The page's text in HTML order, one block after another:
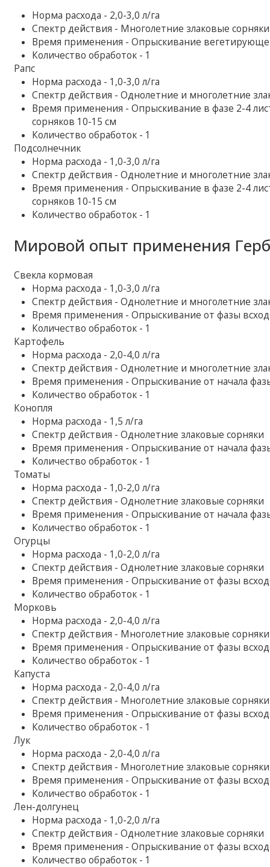
Норма расхода - 2,0-3,0 л/га
Спектр действия - Многолетние злаковые сорняки
Время применения - Опрыскивание
Количество обработок - 1
Рапс
Норма расхода - 1,0-3,0 л/га
Спектр действия - Однолетние и многолетние
Время применения - Опрыскивание в фазе 2-4
сорняков 10-15 см
Количество обработок - 1
Подсолнечник
Норма расхода - 1,0-3,0 л/га
Спектр действия - Однолетние и многолетние
Время применения - Опрыскивание в фазе 2-4
сорняков 10-15 см
Количество обработок - 1
Мировой опыт применения
Свекла кормовая
Норма расхода - 1,0-3,0 л/га
Спектр действия - Однолетние и многолетние
Время применения - Опрыскивание от фазы
Количество обработок - 1
Картофель
Норма расхода - 2,0-4,0 л/га
Спектр действия - Однолетние и многолетние
Время применения - Опрыскивание от начала
Количество обработок - 1
Конопля
Норма расхода - 1,5 л/га
Спектр действия - Однолетние злаковые сорняки
Время применения - Опрыскивание от начала
Количество обработок - 1
Томаты
Норма расхода - 1,0-2,0 л/га
Спектр действия - Однолетние злаковые сорняки
Время применения - Опрыскивание от начала
Количество обработок - 1
Огурцы
Норма расхода - 1,0-2,0 л/га
Спектр действия - Однолетние злаковые сорняки
Время применения - Опрыскивание от фазы
Количество обработок - 1
Морковь
Норма расхода - 2,0-4,0 л/га
Спектр действия - Многолетние злаковые сорняки
Время применения - Опрыскивание от фазы
Количество обработок - 1
Капуста
Норма расхода - 2,0-4,0 л/га
Спектр действия - Многолетние злаковые сорняки
Время применения - Опрыскивание от фазы
Количество обработок - 1
Лук
Норма расхода - 2,0-4,0 л/га
Спектр действия - Многолетние злаковые сорняки
Время применения - Опрыскивание от фазы
Количество обработок - 1
Лен-долгунец
Норма расхода - 1,0-2,0 л/га
Спектр действия - Однолетние злаковые сорняки
Время применения - Опрыскивание от фазы
Количество обработок - 1